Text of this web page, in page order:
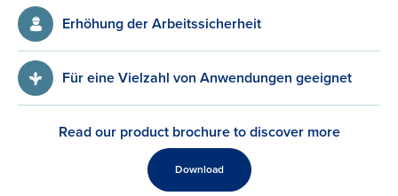
Erhöhung der Arbeitssicherheit
Für eine Vielzahl von Anwendungen geeignet
Read our product brochure to discover more
Download